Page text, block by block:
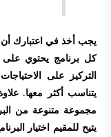
يجب أخذ في اعتبارك أن
كل برنامج يحتوي على
التركيز على
يتناسب أكثر معها.
مجموعة متنوعة من
يتيح للمقيم اختيار